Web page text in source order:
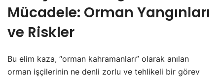
Mücadele: Orman Yangınları
ve Riskler
Bu elim kaza, “orman kahramanları” olarak anılan
orman işçilerinin ne denli zorlu ve tehlikeli bir görev